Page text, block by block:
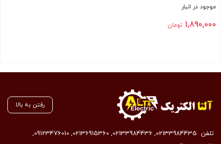
موجود در انبار
1,890,000 تومان
رفتن به بالا
تلفن 02133984435
,
02133984436
,
02136915360
,
09123476010
,